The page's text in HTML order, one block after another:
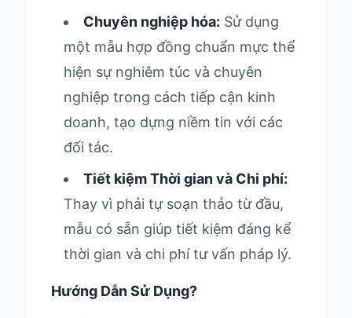
Chuyên nghiệp hóa: Sử dụng
một mẫu hợp đồng chuẩn mực thể
hiện sự nghiêm túc và chuyên
nghiệp trong cách tiếp cận kinh
doanh, tạo dựng niềm tin với các
đối tác.
Tiết kiệm Thời gian và Chi phí:
Thay vì phải tự soạn thảo từ đầu,
mẫu có sẵn giúp tiết kiệm đáng kể
thời gian và chi phí tư vấn pháp lý.
Hướng Dẫn Sử Dụng?